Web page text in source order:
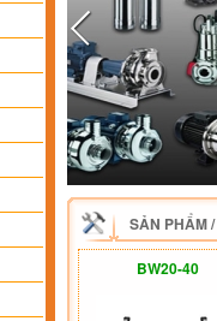
SẢN PHẨM/
BW20-40